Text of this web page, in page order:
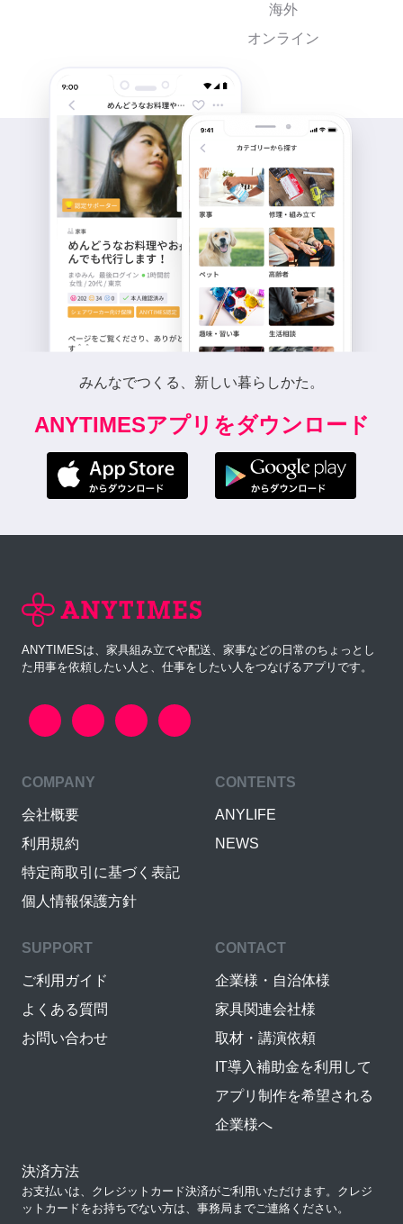
海外
オンライン
みんなでつくる、新しい暮らしかた。
ANYTIMESアプリをダウンロード
ANYTIMESは、家具組み立てや配送、家事などの日常のちょっとし
た用事を依頼したい人と、仕事をしたい人をつなげるアプリです。
COMPANY
会社概要
利用規約
特定商取引に基づく表記
個人情報保護方針
CONTENTS
ANYLIFE
NEWS
SUPPORT
ご利用ガイド
よくある質問
お問い合わせ
CONTACT
企業様・自治体様
家具関連会社様
取材・講演依頼
IT導入補助金を利用して
アプリ制作を希望される
企業様へ
決済方法
お支払いは、クレジットカード決済がご利用いただけます。クレジ
ットカードをお持ちでない方は、事務局までご連絡ください。